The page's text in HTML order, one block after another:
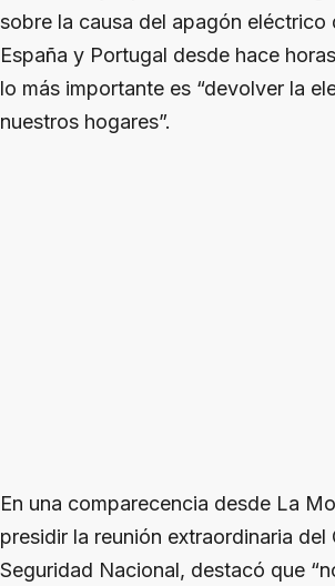
sobre la causa del apagón eléctrico
España y Portugal desde hace
lo más importante es “devolver la
nuestros hogares”.
En una comparecencia desde La
presidir la reunión extraordinaria del
Seguridad Nacional, destacó que